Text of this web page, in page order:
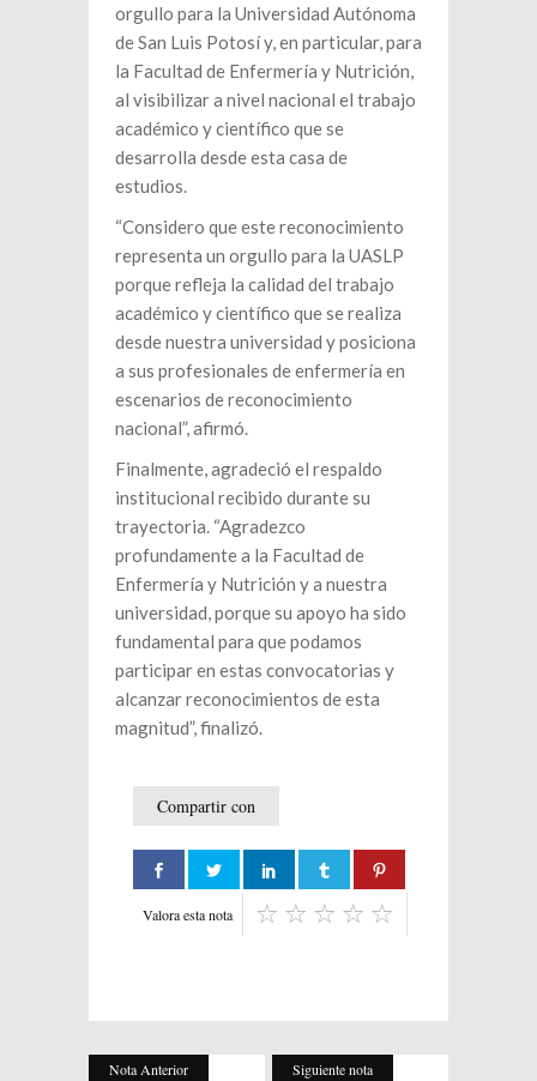
orgullo para la Universidad Autónoma
de San Luis Potosí y, en particular, para
la Facultad de Enfermería y Nutrición,
al visibilizar a nivel nacional el trabajo
académico y científico que se
desarrolla desde esta casa de
estudios.
“Considero que este reconocimiento
representa un orgullo para la UASLP
porque refleja la calidad del trabajo
académico y científico que se realiza
desde nuestra universidad y posiciona
a sus profesionales de enfermería en
escenarios de reconocimiento
nacional”, afirmó.
Finalmente, agradeció el respaldo
institucional recibido durante su
trayectoria. “Agradezco
profundamente a la Facultad de
Enfermería y Nutrición y a nuestra
universidad, porque su apoyo ha sido
fundamental para que podamos
participar en estas convocatorias y
alcanzar reconocimientos de esta
magnitud”, finalizó.
Compartir con
Valora esta nota
Nota Anterior Siguiente nota